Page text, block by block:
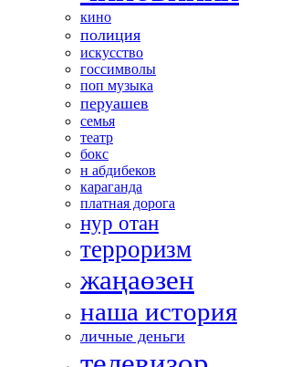
кино
полиция
искусство
госсимволы
поп музыка
перуашев
семья
театр
бокс
н абдибеков
караганда
платная дорога
нур отан
терроризм
жаңаөзен
наша история
личные деньги